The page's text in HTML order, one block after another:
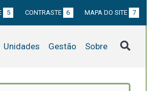
5 CONTRASTE 6 MAPA DO SITE 7
Unidades Gestão Sobre